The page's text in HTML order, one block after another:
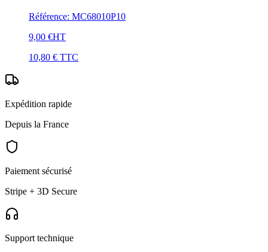
Référence: MC68010P10
9,00 €HT
10,80 € TTC
Expédition rapide
Depuis la France
Paiement sécurisé
Stripe + 3D Secure
Support technique